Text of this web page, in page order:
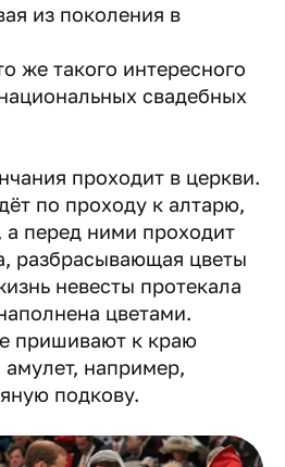
из поколения в
же такого интересного
свадебных
проходит в церкви.
по проходу к алтарю,
а перед ними проходит
разбрасывающая цветы
невесты протекала
цветами.
пришивают к краю
амулет, например,
подкову.